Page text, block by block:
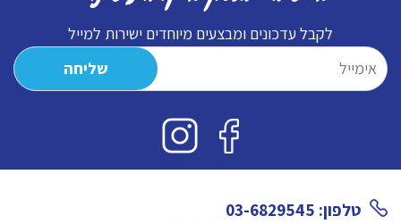
לקבל עדכונים ומבצעים מיוחדים ישירות למייל
טלפון: 03-6829545